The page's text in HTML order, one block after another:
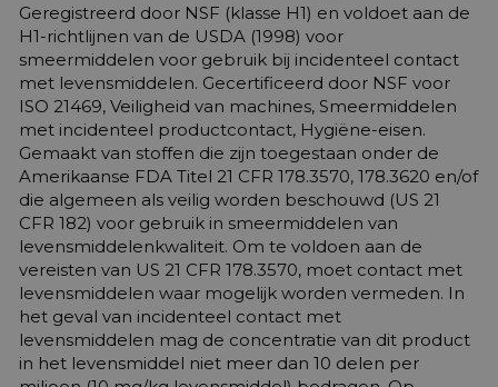
Geregistreerd door NSF (klasse H1) en voldoet aan de
H1-richtlijnen van de USDA (1998) voor
smeermiddelen voor gebruik bij incidenteel contact
met levensmiddelen. Gecertificeerd door NSF voor
ISO 21469, Veiligheid van machines, Smeermiddelen
met incidenteel productcontact, Hygiëne-eisen.
Gemaakt van stoffen die zijn toegestaan onder de
Amerikaanse FDA Titel 21 CFR 178.3570, 178.3620 en/of
die algemeen als veilig worden beschouwd (US 21
CFR 182) voor gebruik in smeermiddelen van
levensmiddelenkwaliteit. Om te voldoen aan de
vereisten van US 21 CFR 178.3570, moet contact met
levensmiddelen waar mogelijk worden vermeden. In
het geval van incidenteel contact met
levensmiddelen mag de concentratie van dit product
in het levensmiddel niet meer dan 10 delen per